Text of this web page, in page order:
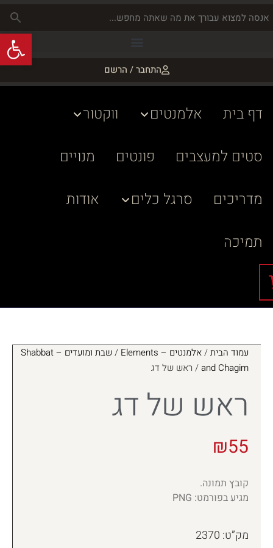
התחבר / הרשם
דף בית אלמנטים
ווקטור
סטים למעצבים
פונטים
מנויים
מדריכים
סרגל כלים
אודות
תמיכה
עמוד הבית/אלמנטים – Elements /
שבת ומועדים – Shabbat
and Chagim/ ראש של דג
ראש של דג
₪55
קובץ תמונה.
מגיע בפורמט: PNG
מק”ט: 2370